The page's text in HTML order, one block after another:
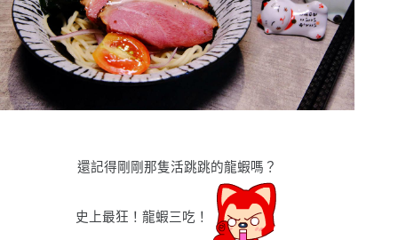
還記得剛剛那隻活跳跳的龍蝦嗎 ？
史上最狂！龍蝦三吃！